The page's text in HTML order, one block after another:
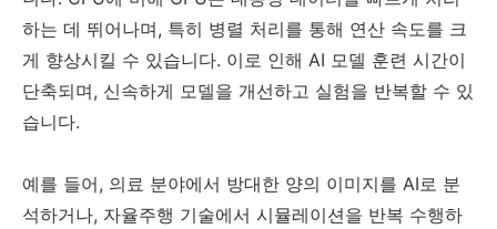
하는 데 뛰어나며, 특히 병렬 처리를 통해 연산 속도를 크
게 향상시킬 수 있습니다. 이로 인해 AI 모델 훈련 시간이
단축되며, 신속하게 모델을 개선하고 실험을 반복할 수 있
습니다.
예를 들어, 의료 분야에서 방대한 양의 이미지를 AI로 분
석하거나, 자율주행 기술에서 시뮬레이션을 반복 수행하